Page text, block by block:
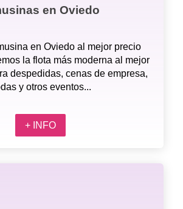
en Oviedo
en Oviedo al mejor precio
la flota más moderna al mejor
despedidas, cenas de empresa,
y otros eventos...
+ INFO